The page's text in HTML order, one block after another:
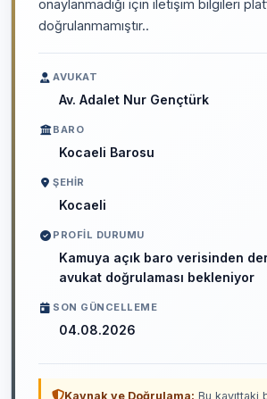
onaylanmadığı için iletişim bilgileri
doğrulanmamıştır..
AVUKAT
Av. Adalet Nur Gençtürk
BARO
Kocaeli Barosu
ŞEHIR
Kocaeli
PROFIL DURUMU
Kamuya açık baro verisinden
avukat doğrulaması bekleniyor
SON GÜNCELLEME
04.08.2026
Kaynak ve Doğrulama: Bu kayıttaki